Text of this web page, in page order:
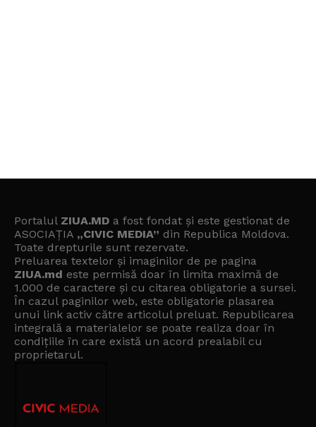
Portalul ZIUA.MD a fost fondat și este gestionat de
ASOCIAȚIA „CIVIC MEDIA” din Republica Moldova.
Toate drepturile sunt rezervate.
Preluarea textelor și imaginilor de pe pagina
ZIUA.md este permisă doar în limita maximă de
1.000 de caractere și cu citarea obligatorie a sursei.
În cazul paginilor web, este obligatorie plasarea
unui link activ către articolul preluat. Republicarea
integrală a materialelor se poate realiza doar în
condițiile în care există un acord prealabil cu
proprietarul.